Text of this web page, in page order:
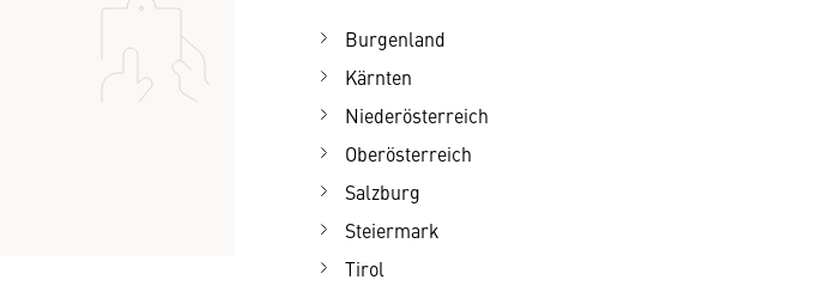
Burgenland
Kärnten
Niederösterreich
Oberösterreich
Salzburg
Steiermark
Tirol